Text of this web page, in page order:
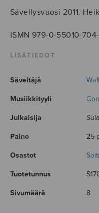
Sävellysvuosi 2011.
ISMN 979-0-55010-
LISÄTIEDOT
Säveltäjä
Musiikkityyli
Julkaisija
Paino 25
Osastot
Tuotetunnus
Sivumäärä 8